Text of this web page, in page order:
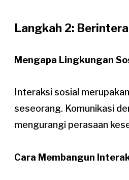
Langkah 2:
Mengapa Lingkungan
Interaksi sosial
seseorang. Komunikasi
mengurangi perasaan
Cara Membangun